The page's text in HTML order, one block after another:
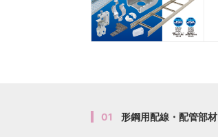
01 形鋼用配線・配管部材